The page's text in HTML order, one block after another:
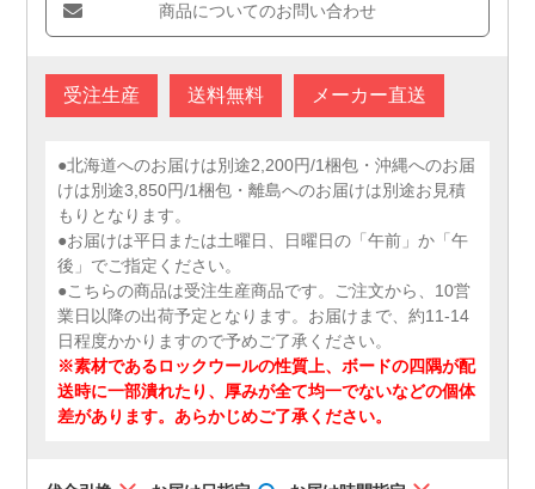
商品についてのお問い合わせ
受注生産 送料無料 メーカー直送
●北海道へのお届けは別途2,200円/1梱包・沖縄へのお届
けは別途3,850円/1梱包・離島へのお届けは別途お見積
もりとなります。
●お届けは平日または土曜日、日曜日の「午前」か「午
後」でご指定ください。
●こちらの商品は受注生産商品です。ご注文から、10営
業日以降の出荷予定となります。お届けまで、約11-14
日程度かかりますので予めご了承ください。
※素材であるロックウールの性質上、ボードの四隅が配
送時に一部潰れたり、厚みが全て均一でないなどの個体
差があります。あらかじめご了承ください。